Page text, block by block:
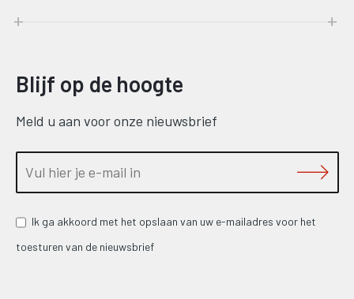
Blijf op de hoogte
Meld u aan voor onze nieuwsbrief
Ik ga akkoord met het opslaan van uw e-mailadres voor het
toesturen van de nieuwsbrief